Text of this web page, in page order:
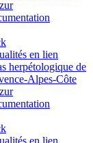
en lien
herpétologique de
Alpes-Côte